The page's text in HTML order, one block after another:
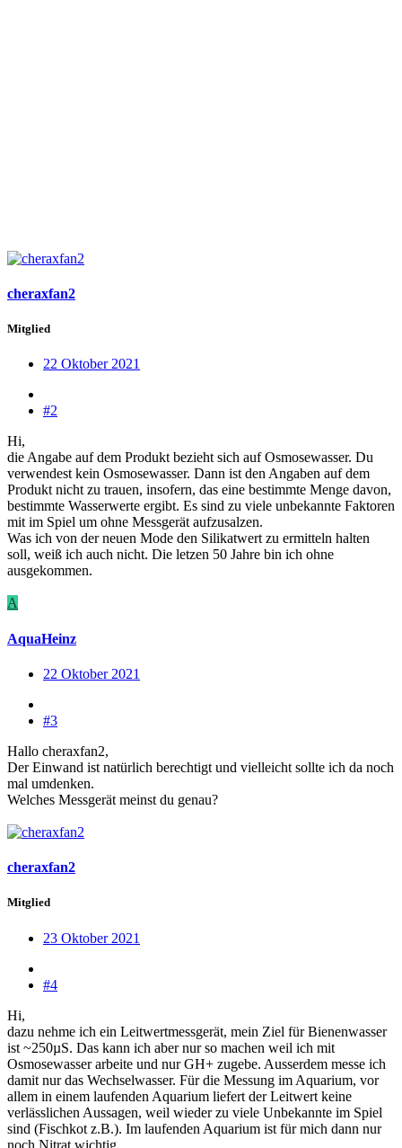
cheraxfan2
Mitglied
22 Oktober 2021
#2
Hi,
die Angabe auf dem Produkt bezieht sich auf Osmosewasser. Du
verwendest kein Osmosewasser. Dann ist den Angaben auf dem
Produkt nicht zu trauen, insofern, das eine bestimmte Menge davon,
bestimmte Wasserwerte ergibt. Es sind zu viele unbekannte Faktoren
mit im Spiel um ohne Messgerät aufzusalzen.
Was ich von der neuen Mode den Silikatwert zu ermitteln halten
soll, weiß ich auch nicht. Die letzen 50 Jahre bin ich ohne
ausgekommen.
A
AquaHeinz
22 Oktober 2021
#3
Hallo cheraxfan2,
Der Einwand ist natürlich berechtigt und vielleicht sollte ich da noch
mal umdenken.
Welches Messgerät meinst du genau?
cheraxfan2
Mitglied
23 Oktober 2021
#4
Hi,
dazu nehme ich ein Leitwertmessgerät, mein Ziel für Bienenwasser
ist ~250µS. Das kann ich aber nur so machen weil ich mit
Osmosewasser arbeite und nur GH+ zugebe. Ausserdem messe ich
damit nur das Wechselwasser. Für die Messung im Aquarium, vor
allem in einem laufenden Aquarium liefert der Leitwert keine
verlässlichen Aussagen, weil wieder zu viele Unbekannte im Spiel
sind (Fischkot z.B.). Im laufenden Aquarium ist für mich dann nur
noch Nitrat wichtig.